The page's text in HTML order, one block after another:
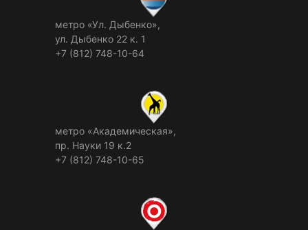
метро «Ул. Дыбенко»,
ул. Дыбенко 22 к. 1
+7 (812) 748-10-64
метро «Академическая»,
пр. Науки 19 к.2
+7 (812) 748-10-65